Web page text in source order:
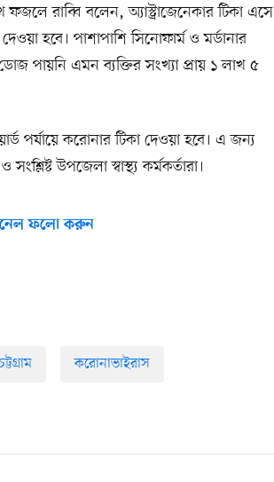
রাব্বি বলেন, অ্যাস্ট্রাজেনেকার টিকা এসে
হবে। পাশাপাশি সিনোফার্ম ও মর্ডানার
ডোজ পায়নি এমন ব্যক্তির সংখ্যা প্রায় ১ লাখ ৫
পর্যায়ে করোনার টিকা দেওয়া হবে। এ জন্য
উপজেলা স্বাস্থ্য কর্মকর্তারা।
ফলো করুন
করোনাভাইরাস